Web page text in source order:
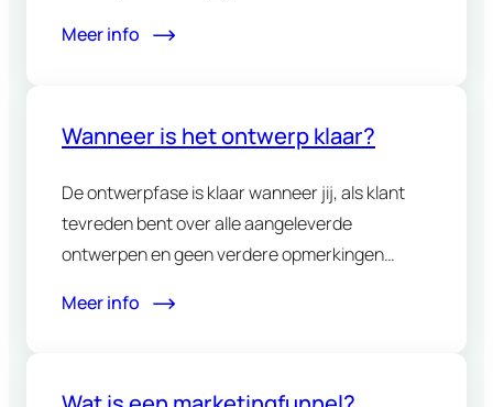
Meer info
Wanneer is het ontwerp klaar?
De ontwerpfase is klaar wanneer jij, als klant
tevreden bent over alle aangeleverde
ontwerpen en geen verdere opmerkingen…
Meer info